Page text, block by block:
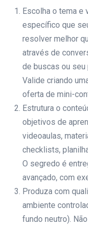
Escolha o tema e
específico que
resolver melhor
através de
de buscas ou
Valide criando
oferta de mini-
Estrutura o
objetivos de
videoaulas,
checklists,
O segredo é
avançado, com
Produza com
ambiente
fundo neutro).